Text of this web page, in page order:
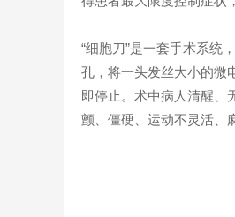
“细胞刀”是一套手术系统
孔，将一头发丝大小的微
即停止。术中病人清醒、
颤、僵硬、运动不灵活、